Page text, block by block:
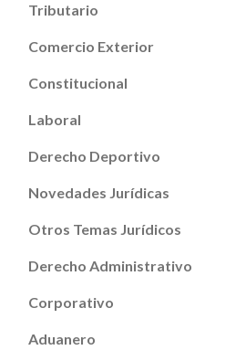
Tributario
Comercio Exterior
Constitucional
Laboral
Derecho Deportivo
Novedades Jurídicas
Otros Temas Jurídicos
Derecho Administrativo
Corporativo
Aduanero